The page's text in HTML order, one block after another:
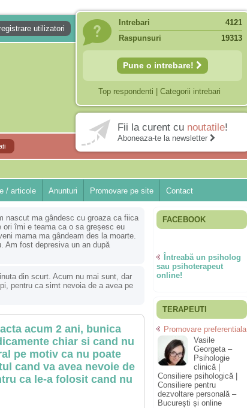
utilizatori
Intrebari
4121
Raspunsuri
19313
Pune o intrebare!
Top respondenti Categorii intrebari
Fii la curent cu noutatile!
Aboneaza-te la newsletter
/ articole Anunturi Promovare pe site Contact
nascut ma gândesc cu groaza ca fiica
îmi e teama ca o sa greșesc eu
mama ma gândeam des la moarte.
Am fost depresiva un an după
din scurt. Acum nu mai sunt, dar
pentru ca simt nevoia de a avea pe
acum 2 ani, bunica
chiar si cand nu
pe motiv ca nu poate
cand va avea nevoie de
ca le-a folosit cand nu
FACEBOOK
Întreabă un psiholog
sau psihoterapeut
online!
TERAPEUTI
Promovare preferentiala
Vasile
Georgeta –
Psihologie
clinică |
Consiliere psihologică |
Consiliere pentru
dezvoltare personală –
București și online